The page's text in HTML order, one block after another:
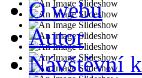
O webu
Autor
Návštěvní